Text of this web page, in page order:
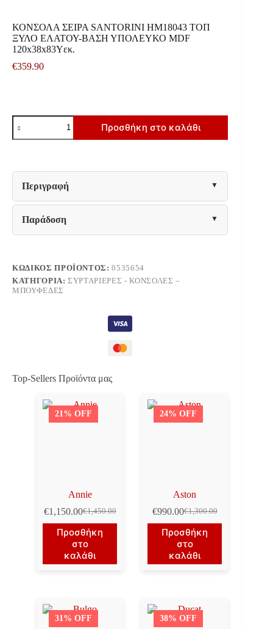
ΚΟΝΣΟΛΑ ΣΕΙΡΑ SANTORINI HM18043 ΤΟΠ
ΞΥΛΟ ΕΛΑΤΟΥ-ΒΑΣΗ ΥΠΟΛΕΥΚΟ MDF
120x38x83Υεκ.
€359.90
ΚΟΝΣΟΛΑ
ΣΕΙΡΑ
SANTORINI
ΞΥΛΟ
ΕΛΑΤΟΥ-
ΒΑΣΗ
ΥΠΟΛΕΥΚΟ
120x38x83Υεκ.
ποσότητα
Προσθήκη στο καλάθι
Περιγραφή
Παράδοση
ΚΩΔΙΚΌΣ ΠΡΟΪΌΝΤΟΣ:0535654
ΚΑΤΗΓΟΡΊΑ:ΣΥΡΤΑΡΙΈΡΕΣ - ΚΟΝΣΌΛΕΣ –
ΜΠΟΥΦΈΔΕΣ
Top-Sellers Προϊόντα μας
21% OFF
Annie
€1,450.00
Original
price
was:
€1,450.00.
€1,150.00Η
τρέχουσα
τιμή
είναι:
€1,150.00.
Προσθήκη
στο
καλάθι
24% OFF
Aston
€1,300.00
Original
price
was:
€1,300.00.
€990.00Η
τρέχουσα
τιμή
είναι:
€990.00.
Προσθήκη
στο
καλάθι
31% OFF 38% OFF